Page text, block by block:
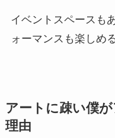
イベントスペースも
ォーマンスも楽しめ
アートに疎い僕
理由